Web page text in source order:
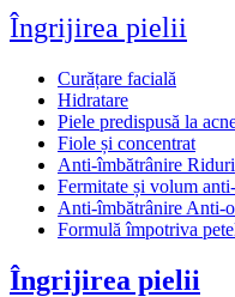
Îngrijirea pielii
Curățare facială
Hidratare
Piele predispusă la
Fiole și concentrat
Anti-îmbătrânire Riduri
Fermitate și volum
Anti-îmbătrânire Anti-
Formulă împotriva
Îngrijirea pielii